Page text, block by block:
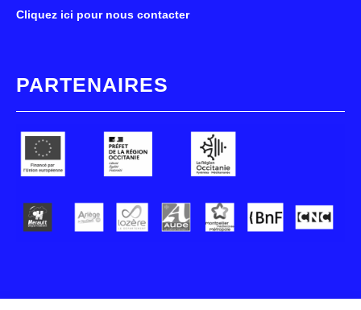
Cliquez ici pour nous contacter
PARTENAIRES